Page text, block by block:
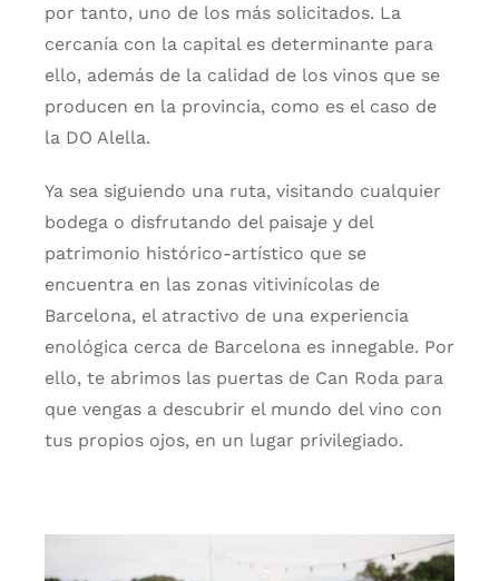
por tanto, uno de los más solicitados. La
cercanía con la capital es determinante para
ello, además de la calidad de los vinos que se
producen en la provincia, como es el caso de
la DO Alella.
Ya sea siguiendo una ruta, visitando cualquier
bodega o disfrutando del paisaje y del
patrimonio histórico-artístico que se
encuentra en las zonas vitivinícolas de
Barcelona, el atractivo de una experiencia
enológica cerca de Barcelona es innegable. Por
ello, te abrimos las puertas de Can Roda para
que vengas a descubrir el mundo del vino con
tus propios ojos, en un lugar privilegiado.